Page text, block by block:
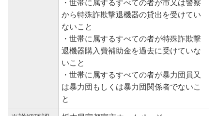
・世帯に属するすべての者が市又は警察
から特殊詐欺撃退機器の貸出を受けてい
ないこと
・世帯に属するすべての者が特殊詐欺撃
退機器購入費補助金を過去に受けていな
いこと
・世帯に属するすべての者が暴力団員又
は暴力団もしくは暴力団関係者でないこ
と